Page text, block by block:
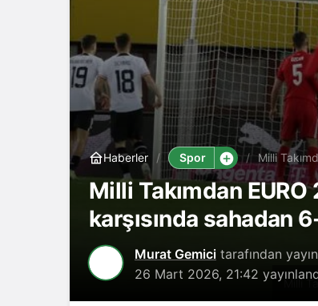
Milli
Haberler Spor Milli
Milli Takımdan
karşısında sahadan
Murat Gemici tarafından
26 Mart 2026, 21:42